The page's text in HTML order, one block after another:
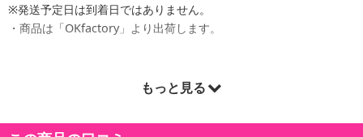
※発送予定日は到着日ではありません。
・商品は「OKfactory」より出荷します。
もっと見る